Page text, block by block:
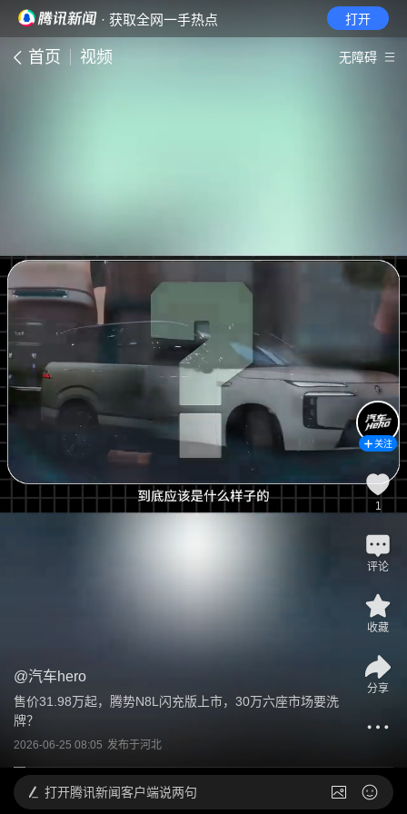
· 获取全网一手热点 打开
首页 视频 无障碍
@汽车hero
售价31.98万起，腾势N8L闪充版上市，30万六座市场要洗
牌？
2026-06-25 08:05 发布于河北
关注
1
评论
收藏
分享
打开腾讯新闻客户端说两句